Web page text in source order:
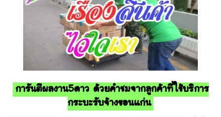
การันตีผลงาน5ดาว ด้วยคำชมจากลูกค้าที่ใช้บริการ
กระบะรับจ้างขอนแก่น